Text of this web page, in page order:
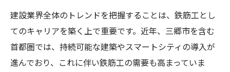
建設業界全体のトレンドを把握することは、鉄筋工とし
てのキャリアを築く上で重要です。近年、三郷市を含む
首都圏では、持続可能な建築やスマートシティの導入が
進んでおり、これに伴い鉄筋工の需要も高まっていま